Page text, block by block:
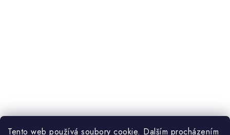
Tento web používá soubory cookie. Dalším procházením